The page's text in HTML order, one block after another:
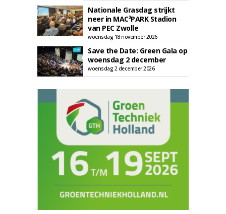
Nationale Grasdag strijkt
neer in MAC³PARK Stadion
van PEC Zwolle
woensdag 18 november 2026
Save the Date: Green Gala op
woensdag 2 december
woensdag 2 december 2026